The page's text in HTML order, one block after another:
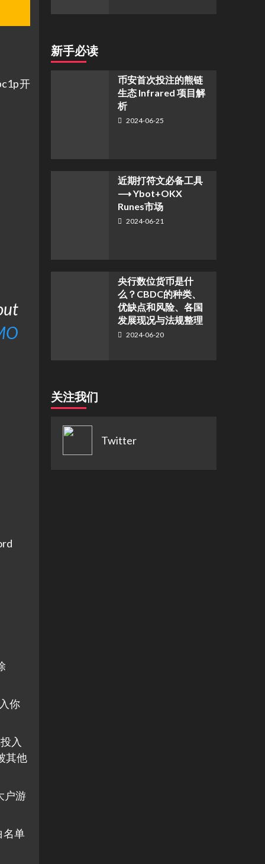
开
你
入
其他
户游
名单
新手必读
币安首次投注的熊链
生态 Infrared 项目解
析
2024-06-25
近期打符文必备工具
⟶ Ybot+OKX
Runes市场
2024-06-21
央行数位货币是什
么？CBDC的种类、
优缺点和风险、各国
发展现况与法规整理
2024-06-20
关注我们
Twitter